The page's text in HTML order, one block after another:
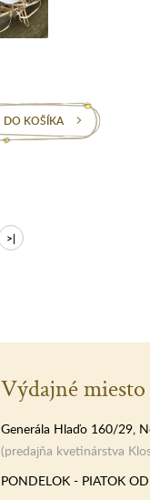
DO KOŠÍKA
>|
Výdajné miesto
Generála Hlaďo 160/29,
(predajňa kvetinárstva
PONDELOK - PIATOK